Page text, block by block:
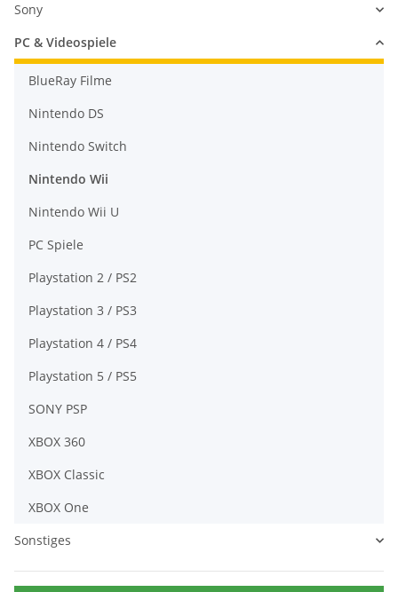
Sony
PC & Videospiele
BlueRay Filme
Nintendo DS
Nintendo Switch
Nintendo Wii
Nintendo Wii U
PC Spiele
Playstation 2 / PS2
Playstation 3 / PS3
Playstation 4 / PS4
Playstation 5 / PS5
SONY PSP
XBOX 360
XBOX Classic
XBOX One
Sonstiges